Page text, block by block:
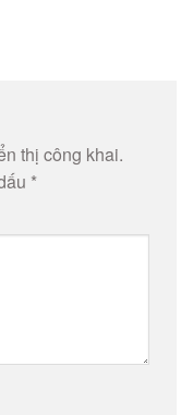
thị công khai.
*